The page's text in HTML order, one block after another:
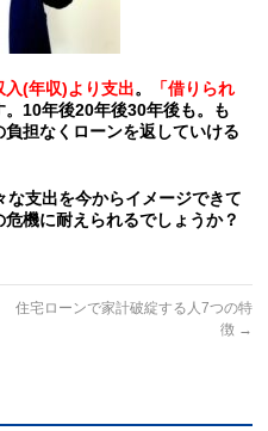
入(年収)より支出。
「借りられ
。10年後20年後30年後も。も
担なくローンを返していける
支出を今からイメージできて
機に耐えられるでしょうか？
住宅ローンで家計破綻する人7つの特
徴 →